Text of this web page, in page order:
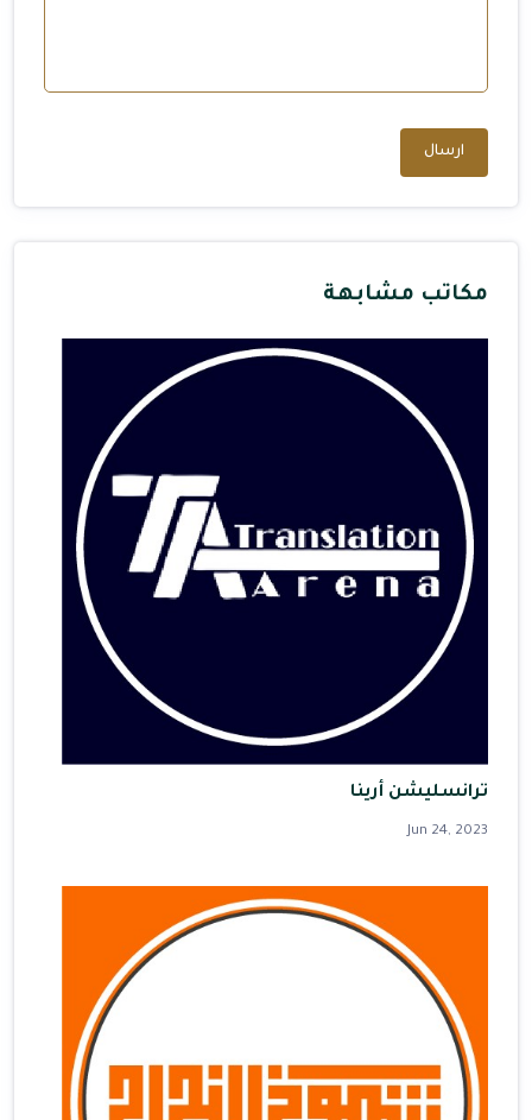
ارسال
مكاتب مشابهة
ترانسليشن أرينا
Jun 24, 2023